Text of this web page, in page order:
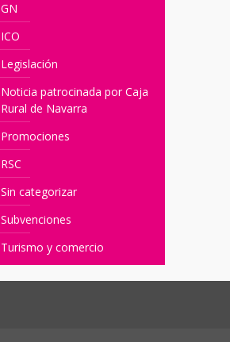
GN
ICO
Legislación
Noticia patrocinada por Caja
Rural de Navarra
Promociones
RSC
Sin categorizar
Subvenciones
Turismo y comercio